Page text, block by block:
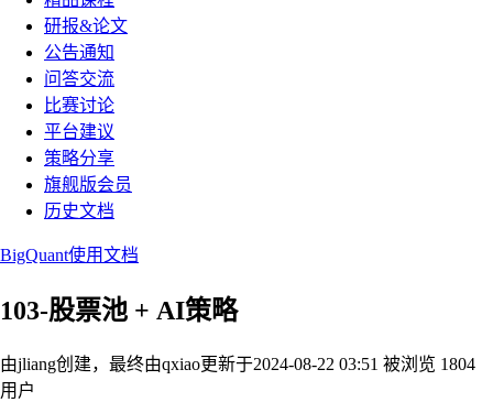
研报&论文
公告通知
问答交流
比赛讨论
平台建议
策略分享
旗舰版会员
历史文档
BigQuant使用文档
103-股票池 + AI策略
由jliang创建，最终由qxiao更新于2024-08-22 03:51 被浏览 1804
用户